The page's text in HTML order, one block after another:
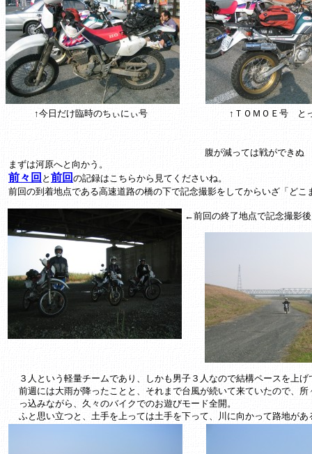
↑今日だけ臨時のちぃにぃ号 ↑ＴＯＭＯＥ号 と
腹が減っては戦ができぬ
まずは河原へと向かう。
前々 回 と 前回 の記録はこちらから見てくださいね。
前回の到着地点である高速道路の橋の下で記念撮影をしてからいざ「どこ
←前回の終了地点で記念撮影
３人という軽量チームであり、しかも男子３人なので結構ペースを上
前週には大雨が降ったことと、それまで台風が続いて来ていたので、
っ込みながら、久々のバイクでのお遊びモード全開。
ふと思い立つと、土手を上っては土手を下って、川に向かって路地が